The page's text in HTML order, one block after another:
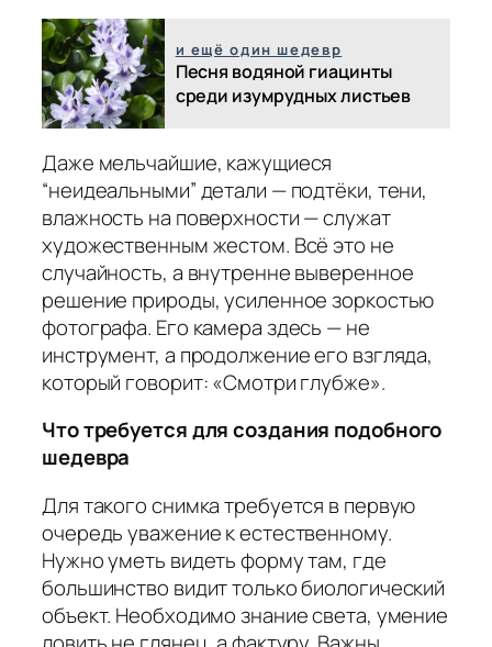
и ещё один шедевр
Песня водяной гиацинты
среди изумрудных листьев
Даже мельчайшие, кажущиеся
“неидеальными” детали — подтёки, тени,
влажность на поверхности — служат
художественным жестом. Всё это не
случайность, а внутренне выверенное
решение природы, усиленное зоркостью
фотографа. Его камера здесь — не
инструмент, а продолжение его взгляда,
который говорит: «Смотри глубже».
Что требуется для создания подобного
шедевра
Для такого снимка требуется в первую
очередь уважение к естественному.
Нужно уметь видеть форму там, где
большинство видит только биологический
объект. Необходимо знание света, умение